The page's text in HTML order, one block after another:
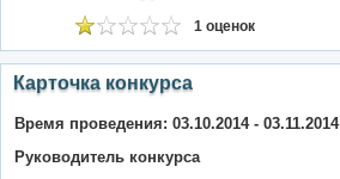
1 оценок
Карточка конкурса
Время проведения: 03.10.2014 - 03.11.2014
Руководитель конкурса